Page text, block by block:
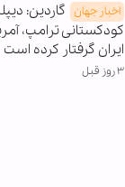
اخبار جهان گاردین:
کودکستانی ترامپ،
ایران گرفتار کرده است
۳ روز قبل